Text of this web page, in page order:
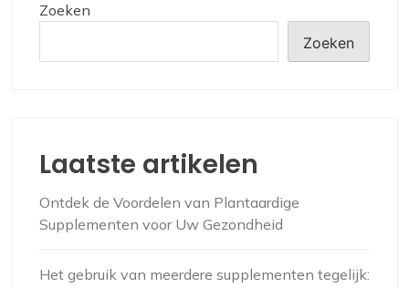
Zoeken
Zoeken
Laatste artikelen
Ontdek de Voordelen van Plantaardige
Supplementen voor Uw Gezondheid
Het gebruik van meerdere supplementen tegelijk: